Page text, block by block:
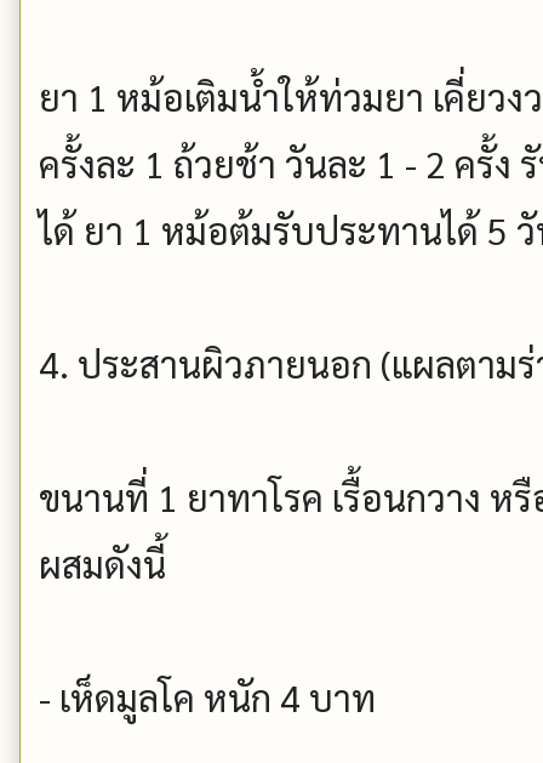
ยา 1 หม้อเติมน้ำให้ท่วมยา เคี่ยว
ครั้งละ 1 ถ้วยช้า วันละ 1 - 2 ครั้ง
ได้ ยา 1 หม้อต้มรับประทานได้ 5
4. ประสานผิวภายนอก (แผลตามร่
ขนานที่ 1 ยาทาโรค เรื้อนกวาง ห
ผสมดังนี้
- เห็ดมูลโค หนัก 4 บาท